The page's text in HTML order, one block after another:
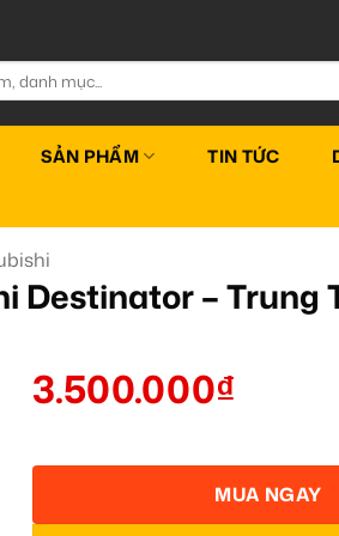
SẢN PHẨM TIN TỨC
Destinator –
3.500.000₫
MUA NGAY